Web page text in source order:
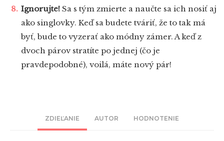
ZDIEĽANIE AUTOR HODNOTENIE
Ignorujte! Sa s tým zmierte a naučte sa ich nosiť aj
ako singlovky. Keď sa budete tváriť, že to tak má
byť, bude to vyzerať ako módny zámer. A keď z
dvoch párov stratíte po jednej (čo je
pravdepodobné), voilá, máte nový pár!